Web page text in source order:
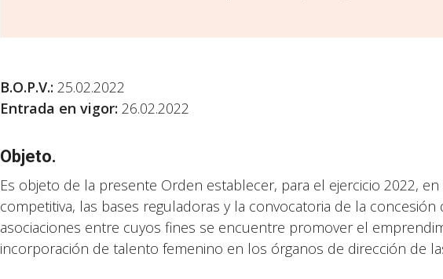
B.O.P.V.: 25.02.2022
Entrada en vigor: 26.02.2022
Objeto.
Es objeto de la presente Orden establecer, para el ejercicio 2022,
competitiva, las bases reguladoras y la convocatoria de la concesión
asociaciones entre cuyos fines se encuentre promover el
incorporación de talento femenino en los órganos de dirección de